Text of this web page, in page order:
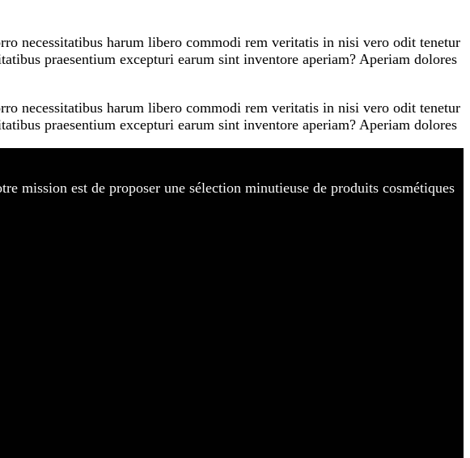
necessitatibus harum libero commodi rem veritatis in nisi vero odit tenetur
praesentium excepturi earum sint inventore aperiam? Aperiam dolores
necessitatibus harum libero commodi rem veritatis in nisi vero odit tenetur
praesentium excepturi earum sint inventore aperiam? Aperiam dolores
mission est de proposer une sélection minutieuse de produits cosmétiques